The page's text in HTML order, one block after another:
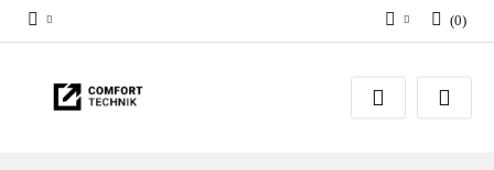
Zaloguj się
Zarejestruj się
(0)